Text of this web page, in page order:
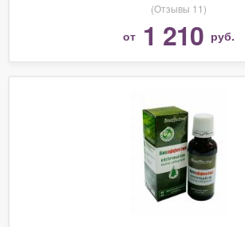
(Отзывы 11)
от 1 210 руб.